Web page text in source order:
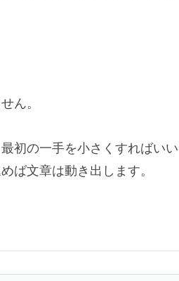
ん。
初の一手を小さくすればいい
ば文章は動き出します。